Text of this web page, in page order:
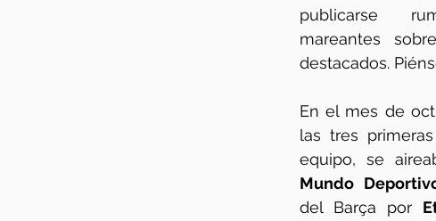
publicarse
mareantes
destacados.
En el mes de
las tres
Mundo
del Barça por